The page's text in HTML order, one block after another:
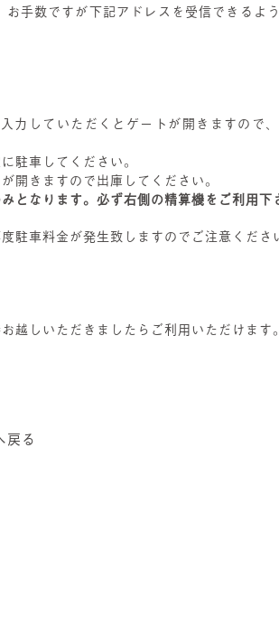
手数ですが下記アドレスを受信できるよ
していただくとゲートが開きますので
駐車してください。
きますので出庫してください。
となります。必ず右側の精算機をご利用
車料金が発生致しますのでご注意くださ
しいただきましたらご利用いただけます。
戻る